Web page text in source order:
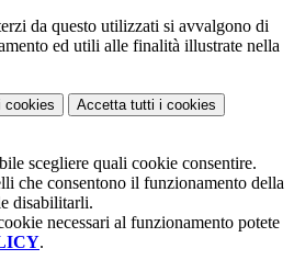
da questo utilizzati si avvalgono di
ed utili alle finalità illustrate nella
cookies Accetta tutti i cookies
scegliere quali cookie consentire.
che consentono il funzionamento della
disabilitarli.
necessari al funzionamento potete
.